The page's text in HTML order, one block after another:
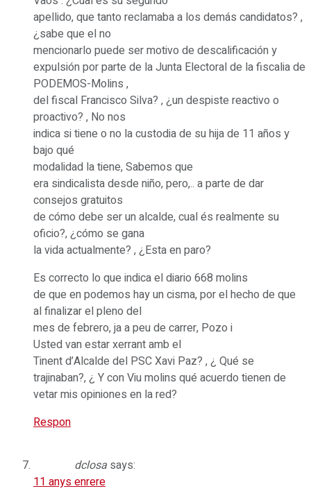
apellido, que tanto reclamaba a los demás candidatos? ,
¿sabe que el no
mencionarlo puede ser motivo de descalificación y
expulsión por parte de la Junta Electoral de la fiscalia de
PODEMOS-Molins ,
del fiscal Francisco Silva? , ¿un despiste reactivo o
proactivo? , No nos
indica si tiene o no la custodia de su hija de 11 años y
bajo qué
modalidad la tiene, Sabemos que
era sindicalista desde niño, pero,.. a parte de dar
consejos gratuitos
de cómo debe ser un alcalde, cual és realmente su
oficio?, ¿cómo se gana
la vida actualmente? , ¿Esta en paro?
Es correcto lo que indica el diario 668 molins
de que en podemos hay un cisma, por el hecho de que
al finalizar el pleno del
mes de febrero, ja a peu de carrer, Pozo i
Usted van estar xerrant amb el
Tinent d’Alcalde del PSC Xavi Paz? , ¿ Qué se
trajinaban?, ¿ Y con Viu molins qué acuerdo tienen de
vetar mis opiniones en la red?
Respon
dclosa says:
11 anys enrere